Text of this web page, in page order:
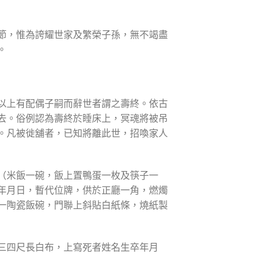
，惟為誇耀世家及繁榮子孫，無不竭盡
上有配偶子嗣而辭世者謂之壽終。依古
。俗例認為壽終於睡床上，冥魂將被吊
被徙舖者，已知將離此世，招喚家人
米飯一碗，飯上置鴨蛋一枚及筷子一
月日，暫代位牌，供於正廳一角，燃燭
陶瓷飯碗，門聯上斜貼白紙條，燒紙製
尺長白布，上寫死者姓名生卒年月